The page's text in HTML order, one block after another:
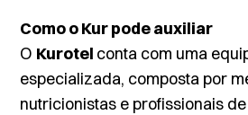
Como o Kur pode auxiliar
O Kurotel conta com uma
especializada, composta por
nutricionistas e profissionais